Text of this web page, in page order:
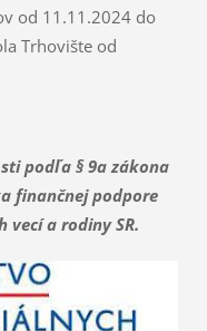
od 11.11.2024 do
Trhovište od
podľa § 9a zákona
finančnej podpore
vecí a rodiny SR.